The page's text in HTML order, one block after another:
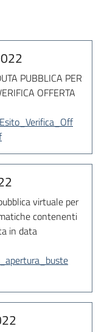
PUBBLICA PER
OFFERTA
virtuale per
contenenti
in data